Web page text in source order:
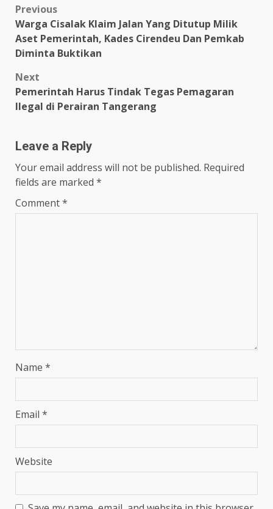
Post
navigation
Previous
Warga Cisalak Klaim Jalan Yang Ditutup Milik
Aset Pemerintah, Kades Cirendeu Dan Pemkab
Diminta Buktikan
Next
Pemerintah Harus Tindak Tegas Pemagaran
Ilegal di Perairan Tangerang
Leave a Reply
Your email address will not be published. Required
fields are marked *
Comment*
Name *
Email *
Website